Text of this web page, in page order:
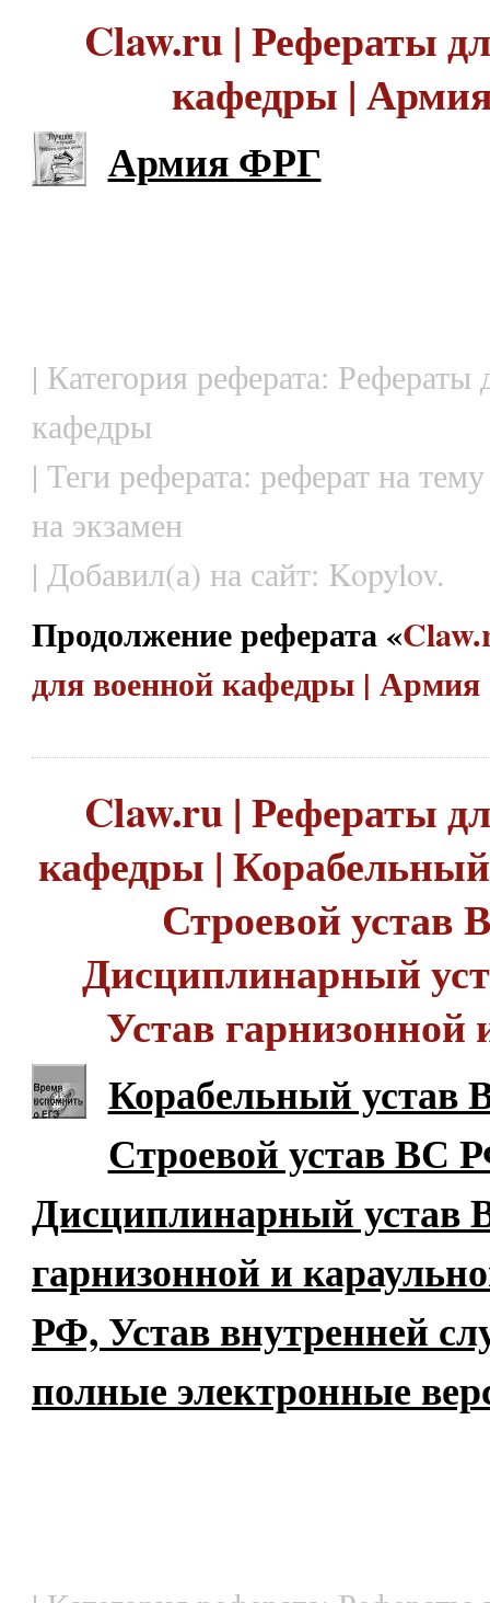
Claw.ru | Рефераты
кафедры |
Армия ФРГ
| Категория реферата: Рефераты
кафедры
| Теги реферата: реферат на
на экзамен
| Добавил(а) на сайт: Kopylov.
Продолжение реферата «
для военной кафедры |
Claw.ru | Рефераты
кафедры |
Строевой устав
Дисциплинарный
Устав
Корабельный
Строевой устав ВС
Дисциплинарный устав
гарнизонной и
РФ, Устав внутренней
полные электронные